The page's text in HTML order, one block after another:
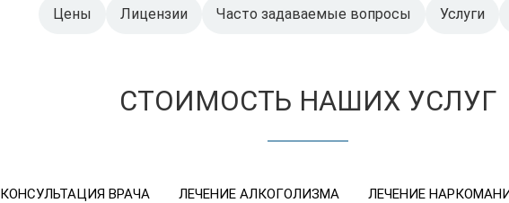
Цены Лицензии Часто задаваемые вопросы Услуги
СТОИМОСТЬ НАШИХ УСЛУГ
КОНСУЛЬТАЦИЯ ВРАЧА ЛЕЧЕНИЕ АЛКОГОЛИЗМА ЛЕЧЕНИЕ